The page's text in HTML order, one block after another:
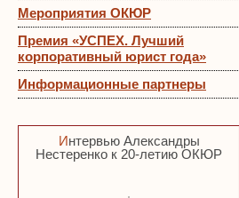
Мероприятия ОКЮР
Премия «УСПЕХ. Лучший
корпоративный юрист года»
Информационные партнеры
Интервью Александры
Нестеренко к 20-летию ОКЮР